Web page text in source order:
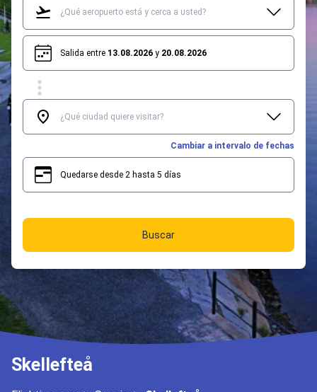
Salida entre 13.08.2026 y 20.08.2026
Cambiar a intervalo de fechas
Quedarse desde 2 hasta 5 días
Buscar
Skellefteå